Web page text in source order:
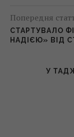
Попередня
СТАРТУВАЛО
НАДІЄЮ» ВІД
У